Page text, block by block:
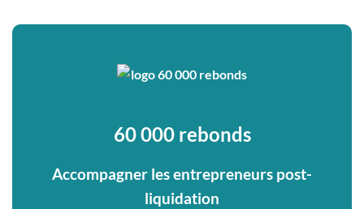
60 000 rebonds
Accompagner les entrepreneurs post-
liquidation